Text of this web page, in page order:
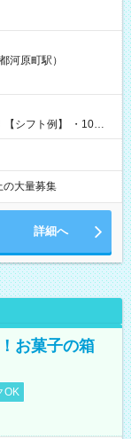
ビニATMから 日払
河原町駅）
の大量募集
詳細へ
お菓子の箱
OK